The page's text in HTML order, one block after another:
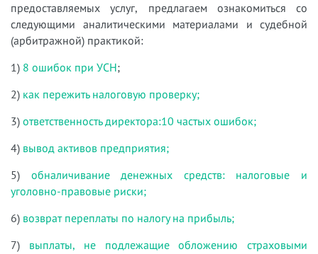
предоставляемых услуг, предлагаем ознакомиться со
следующими аналитическими материалами и судебной
(арбитражной) практикой:
1) 8 ошибок при УСН;
2) как пережить налоговую проверку;
3) ответственность директора:10 частых ошибок;
4) вывод активов предприятия;
5) обналичивание денежных средств: налоговые и
уголовно-правовые риски;
6) возврат переплаты по налогу на прибыль;
7) выплаты, не подлежащие обложению страховыми